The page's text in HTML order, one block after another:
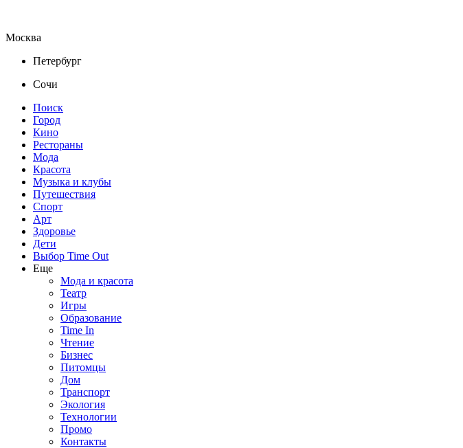
Москва
Петербург
Сочи
Поиск
Город
Кино
Рестораны
Мода
Красота
Музыка и клубы
Путешествия
Спорт
Арт
Здоровье
Дети
Выбор Time Out
Еще
Мода и красота
Театр
Игры
Образование
Time In
Чтение
Бизнес
Питомцы
Дом
Транспорт
Экология
Технологии
Промо
Контакты